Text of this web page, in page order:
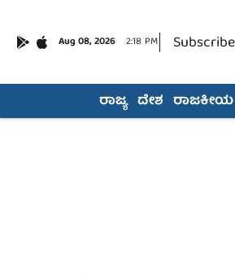
Aug 08, 2026 2:18 PM Subscribe
ರಾಜ್ಯ ದೇಶ ರಾಜಕೀಯ